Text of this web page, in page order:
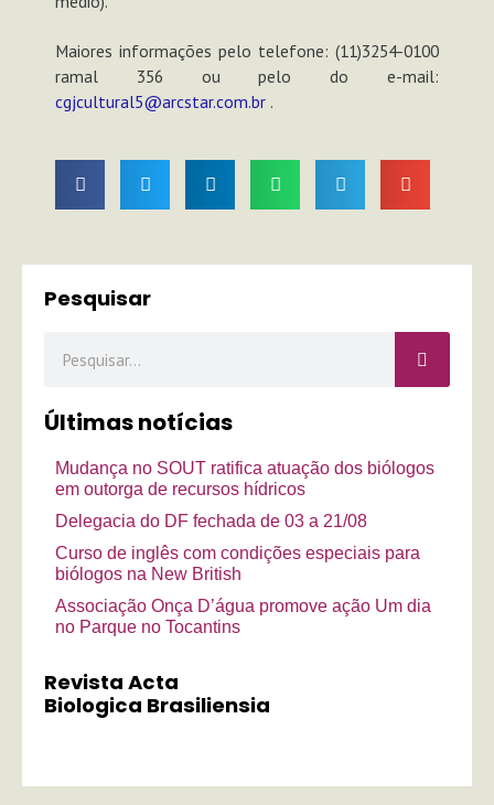
Maiores informações pelo telefone: (11)3254-0100
ramal 356 ou pelo do e-mail:
cgjcultural5@arcstar.com.br .
Pesquisar
Últimas notícias
Mudança no SOUT ratifica atuação dos biólogos
em outorga de recursos hídricos
Delegacia do DF fechada de 03 a 21/08
Curso de inglês com condições especiais para
biólogos na New British
Associação Onça D’água promove ação Um dia
no Parque no Tocantins
Revista Acta
Biologica Brasiliensia